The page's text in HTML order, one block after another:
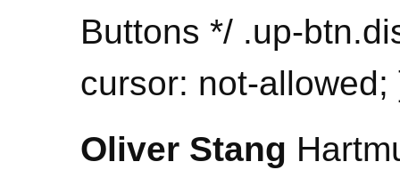
Buttons */ .up-
cursor: not-allowed;
Oliver Stang